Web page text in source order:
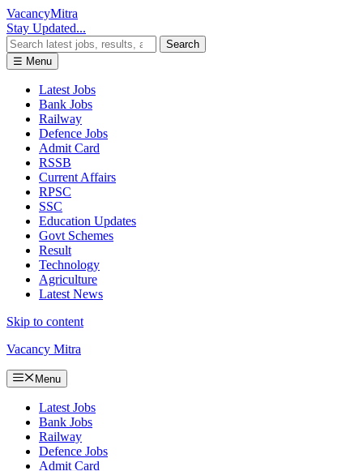
VacancyMitra
Stay Updated...
Search
☰ Menu
Latest Jobs
Bank Jobs
Railway
Defence Jobs
Admit Card
RSSB
Current Affairs
RPSC
SSC
Education Updates
Govt Schemes
Result
Technology
Agriculture
Latest News
Skip to content
Vacancy Mitra
Menu
Latest Jobs
Bank Jobs
Railway
Defence Jobs
Admit Card